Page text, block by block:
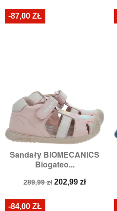
Sandały BIOMECANICS
Biogateo...
Cena
289,99 zł Cena
202,99 zł
-87,00 ZŁ
-84,00 ZŁ